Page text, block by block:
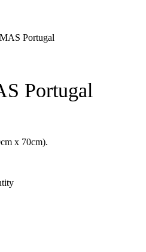
Portugal
Portugal
x 70cm).